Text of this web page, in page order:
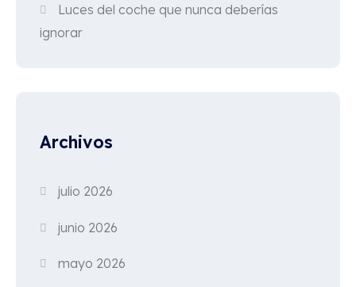
Luces del coche que nunca deberías
ignorar
Archivos
julio 2026
junio 2026
mayo 2026